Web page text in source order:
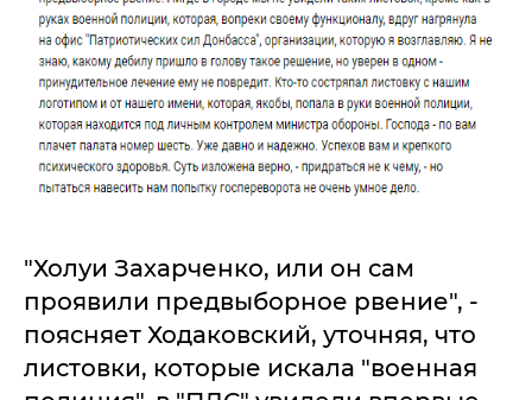
"Холуи Захарченко, или он сам
проявили предвыборное рвение", -
поясняет Ходаковский, уточняя, что
листовки, которые искала "военная